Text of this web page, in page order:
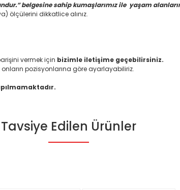
belgesine sahip kumaşlarımız ile yaşam
ölçülerini dikkatlice alınız.
vermek için bizimle iletişime geçebilirsiniz.
pozisyonlarına göre ayarlayabiliriz.
Bu ürüne ilk yorumu siz yapın!
noktaları öneri formunu kullanarak
Tavsiye Edilen Ürünler